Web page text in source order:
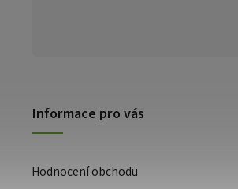
Informace pro vás
Hodnocení obchodu